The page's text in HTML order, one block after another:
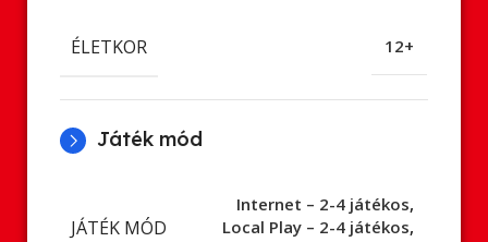
ÉLETKOR 12+
Játék mód
JÁTÉK MÓD
Internet – 2-4 játékos,
Local Play – 2-4 játékos,